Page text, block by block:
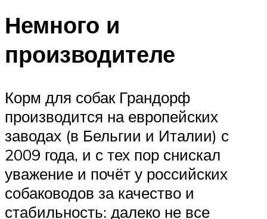
Немного и
производителе
Корм для собак Грандорф
производится на европейских
заводах (в Бельгии и Италии) с
2009 года, и с тех пор снискал
уважение и почёт у российских
собаководов за качество и
стабильность: далеко не все